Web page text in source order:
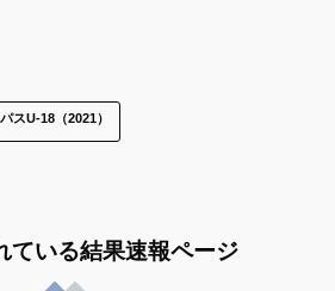
スU-18（2021）
ている結果速報ページ